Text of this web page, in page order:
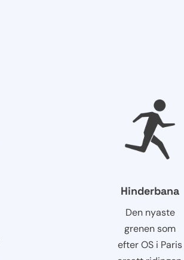
Hinderbana
Den nyaste
grenen som
efter OS i Paris